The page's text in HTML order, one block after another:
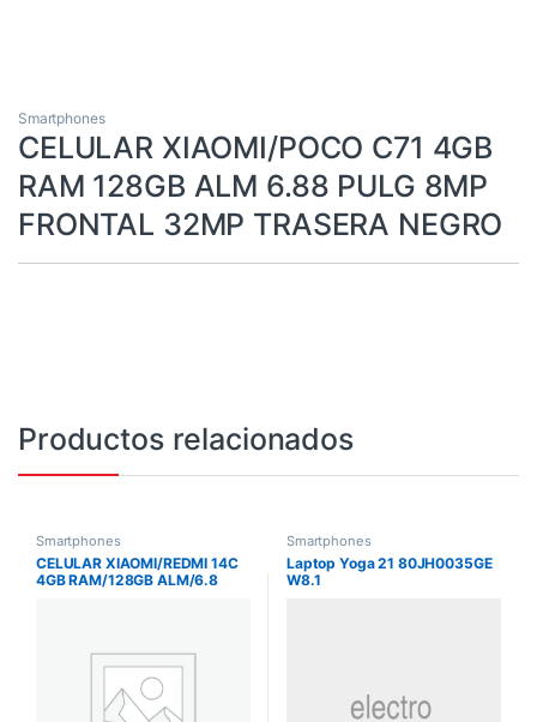
Smartphones
CELULAR XIAOMI/POCO C71 4GB
RAM 128GB ALM 6.88 PULG 8MP
FRONTAL 32MP TRASERA NEGRO
Productos relacionados
Smartphones
CELULAR XIAOMI/REDMI 14C
4GB RAM/128GB ALM/6.8
Smartphones
Laptop Yoga 21 80JH0035GE
W8.1